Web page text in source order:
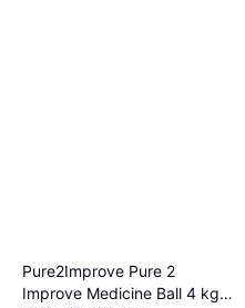
Pure2Improve Pure 2
Improve Medicine Ball 4 kg